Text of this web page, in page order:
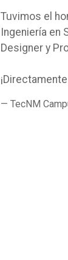
Tuvimos el
Ingeniería
Designer y
— TecNM